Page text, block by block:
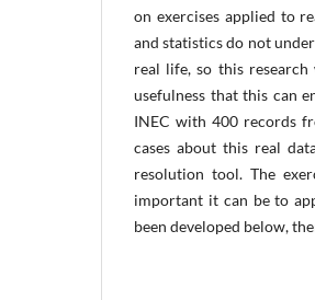
on exercises applied to
and statistics do not
real life, so this
usefulness that this can
INEC with 400 records
cases about this real
resolution tool. The
important it can be to
been developed below,